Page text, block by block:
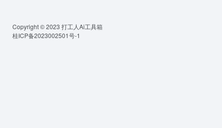
Copyright © 2023 打工人Ai工具箱
桂ICP备2023002501号-1